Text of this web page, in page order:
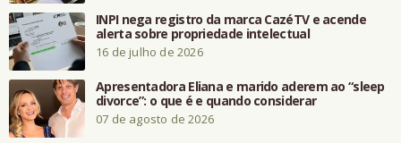
INPI nega registro da marca CazéTV e acende
alerta sobre propriedade intelectual
16 de julho de 2026
Apresentadora Eliana e marido aderem ao “sleep
divorce”: o que é e quando considerar
07 de agosto de 2026